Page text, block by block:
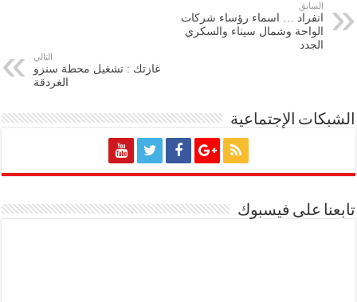
السابق
انفراد … اسماء رؤساء شركات
الواحة وشمال سيناء والسكري
الجدد
التالي
غازتك : تشغيل محطة سنزو
الغردقة
الشبكات الإجتماعية
تابعنا على فيسبوك